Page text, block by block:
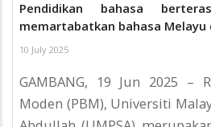
Pendidikan bahasa
memartabatkan bahasa Melayu
10 July 2025
GAMBANG, 19 Jun 2025 –
Moden (PBM), Universiti